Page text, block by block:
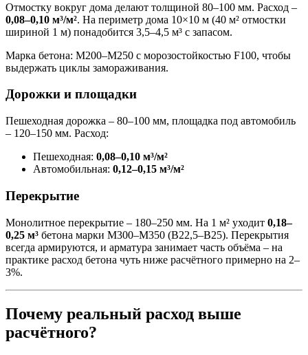
Отмостку вокруг дома делают толщиной 80–100 мм. Расход –
0,08–0,10 м³/м². На периметр дома 10×10 м (40 м² отмостки
шириной 1 м) понадобится 3,5–4,5 м³ с запасом.
Марка бетона: М200–М250 с морозостойкостью F100, чтобы
выдержать циклы замораживания.
Дорожки и площадки
Пешеходная дорожка – 80–100 мм, площадка под автомобиль
– 120–150 мм. Расход:
Пешеходная: 0,08–0,10 м³/м²
Автомобильная: 0,12–0,15 м³/м²
Перекрытие
Монолитное перекрытие – 180–250 мм. На 1 м² уходит 0,18–
0,25 м³ бетона марки М300–М350 (B22,5–B25). Перекрытия
всегда армируются, и арматура занимает часть объёма – на
практике расход бетона чуть ниже расчётного примерно на 2–
3%.
Почему реальный расход выше
расчётного?